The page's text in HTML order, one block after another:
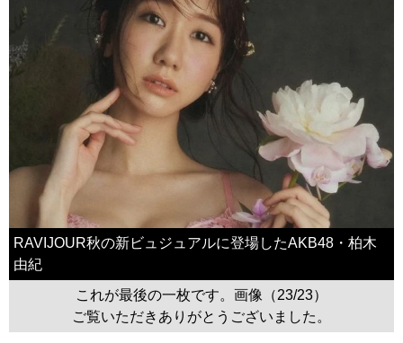
RAVIJOUR秋の新ビュジュアルに登場したAKB48・柏木
由紀
これが最後の一枚です。画像（23/23）
ご覧いただきありがとうございました。